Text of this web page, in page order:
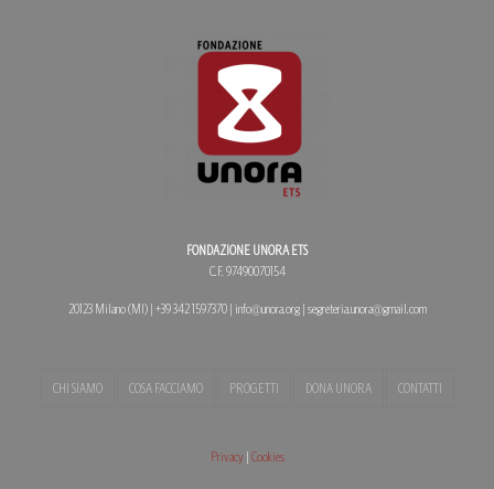
FONDAZIONE UNORA ETS
C.F. 97490070154
20123 Milano (MI) | +39 342 1597370 | info@unora.org | segreteria.unora@gmail.com
CHI SIAMO COSA FACCIAMO PROGETTI DONA UNORA CONTATTI
Privacy| Cookies